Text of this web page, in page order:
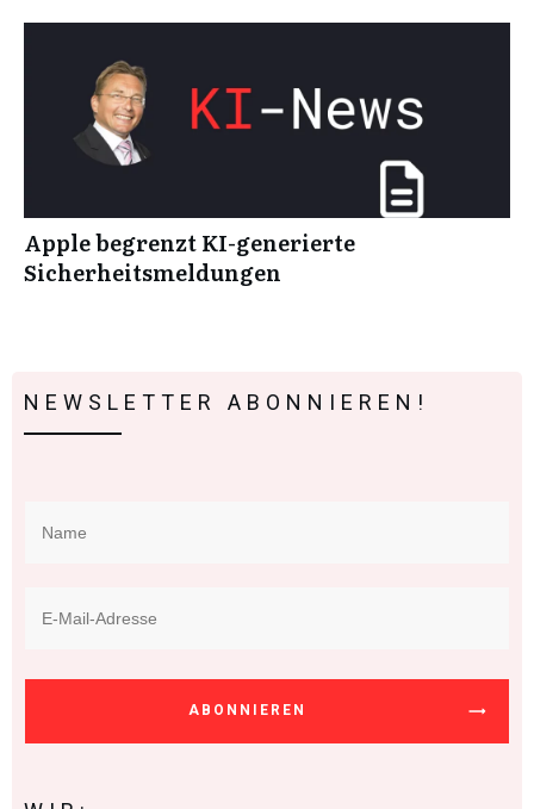
Apple begrenzt KI-generierte
Sicherheitsmeldungen
NEWSLETTER ABONNIEREN!
ABONNIEREN